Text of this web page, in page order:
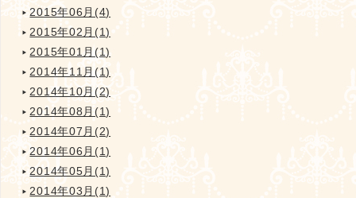
2015年06月(4)
2015年02月(1)
2015年01月(1)
2014年11月(1)
2014年10月(2)
2014年08月(1)
2014年07月(2)
2014年06月(1)
2014年05月(1)
2014年03月(1)